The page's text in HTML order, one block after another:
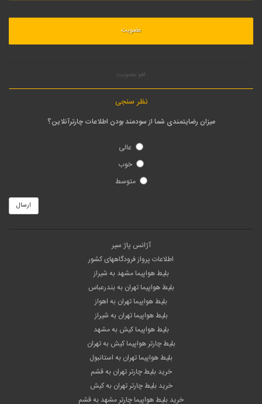
لغو عضویت
نظر سنجی
میزان رضایتمندی شما از سودمند بودن اطلاعات چارترآنلاین؟
عالی
خوب
متوسط
ارسال
آژانس پاژ سیر
اطلاعات پرواز فرودگاههای کشور
بلیط هواپیما مشهد به شیراز
بلیط هواپیما تهران به بندرعباس
بلیط هواپیما تهران به اهواز
بلیط هواپیما تهران به شیراز
بلیط هواپیما کیش به مشهد
بلیط چارتر هواپیما کیش به تهران
بلیط هواپیما تهران به استانبول
خرید بلیط چارتر تهران به قشم
خرید بلیط چارتر تهران به کیش
خرید بلیط هواپیما چارتر مشهد به قشم